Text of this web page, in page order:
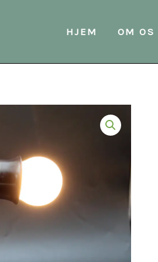
HJEM OM OS